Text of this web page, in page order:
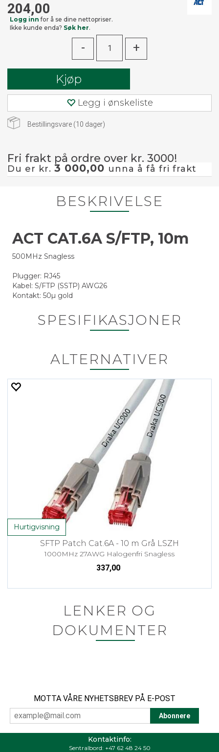
204,00
Logg inn for å se dine nettopriser.
Ikke kunde enda? Søk her.
- +
Kjøp
Legg i ønskeliste
Bestillingsvare (10 dager)
Fri frakt på ordre over kr. 3000!
Du er kr. 3 000,00 unna å få fri frakt
BESKRIVELSE
ACT CAT.6A S/FTP, 10m
500MHz Snagless
Plugger: RJ45
Kabel: S/FTP (SSTP) AWG26
Kontakt: 50µ gold
SPESIFIKASJONER
ALTERNATIVER
Hurtigvisning
SFTP Patch Cat.6A - 10 m Grå LSZH
1000MHz 27AWG Halogenfri Snagless
337,00
LENKER OG
DOKUMENTER
MOTTA VÅRE NYHETSBREV PÅ E-POST
Kontaktinfo:
Sentralbord: +47 62 48 24 50